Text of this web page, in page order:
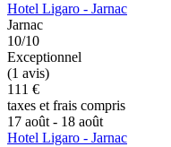
Hotel Ligaro - Jarnac
Jarnac
10/10
Exceptionnel
(1 avis)
111 €
taxes et frais compris
17 août - 18 août
Hotel Ligaro - Jarnac